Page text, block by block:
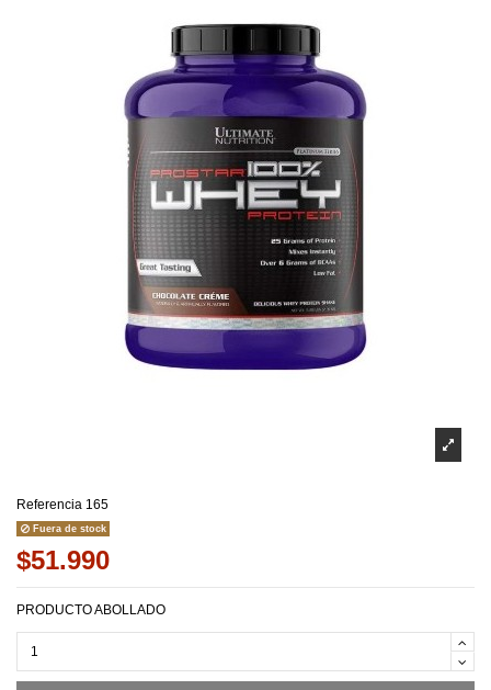
Referencia 165
Fuera de stock
$51.990
PRODUCTO ABOLLADO